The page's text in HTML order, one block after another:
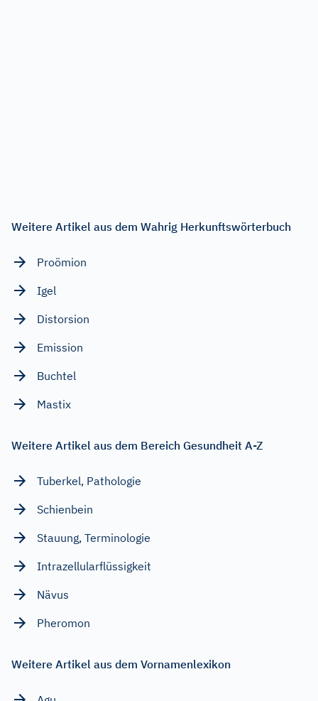
Weitere Artikel aus dem Wahrig Herkunftswörterbuch
Proömion
Igel
Distorsion
Emission
Buchtel
Mastix
Weitere Artikel aus dem Bereich Gesundheit A-Z
Tuberkel, Pathologie
Schienbein
Stauung, Terminologie
Intrazellularflüssigkeit
Nävus
Pheromon
Weitere Artikel aus dem Vornamenlexikon